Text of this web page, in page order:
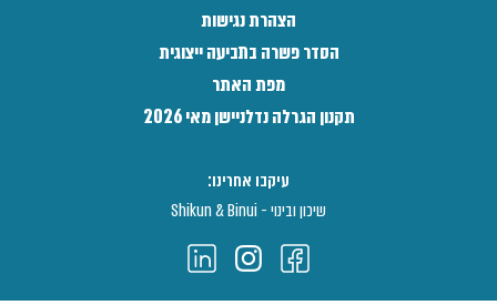
הצהרת נגישות
הסדר פשרה בתביעה ייצוגית
מפת האתר
תקנון הגרלה נדלניישן מאי 2026
עיקבו אחרינו:
שיכון ובינוי - Shikun & Binui